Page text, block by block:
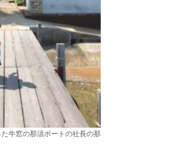
牛窓の那須ボートの社長の那